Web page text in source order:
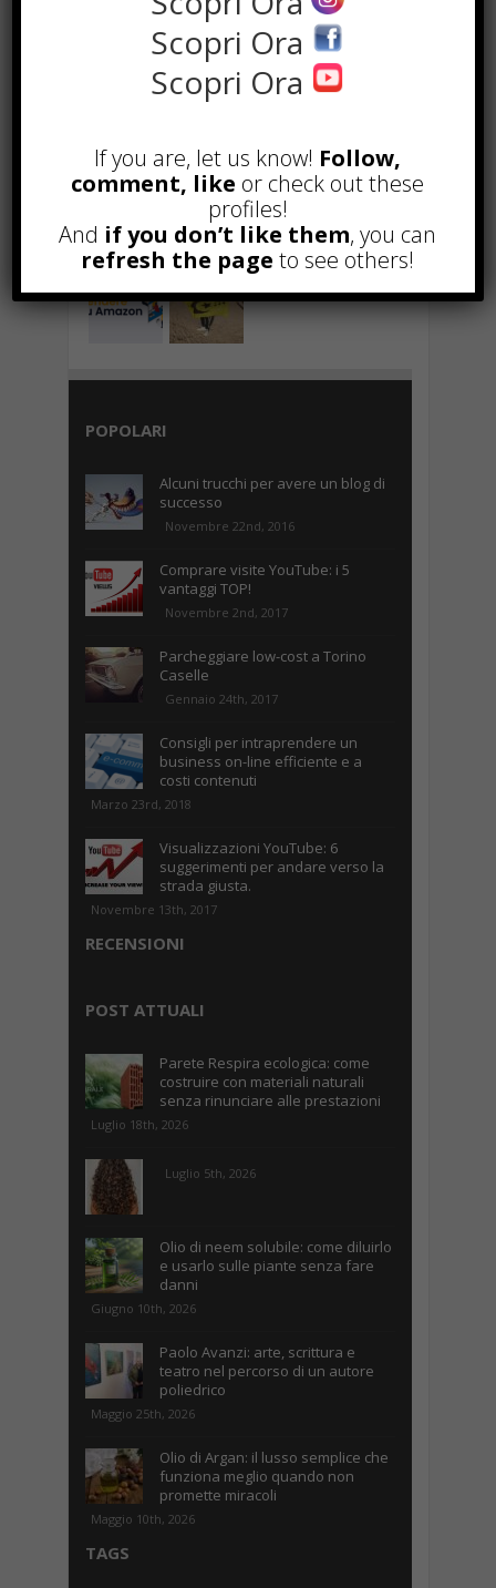
NEWS IN UNA FOTO
POPOLARI
Alcuni trucchi per avere un blog di
successo
Novembre 22nd, 2016
Comprare visite YouTube: i 5
vantaggi TOP!
Novembre 2nd, 2017
Parcheggiare low-cost a Torino
Caselle
Gennaio 24th, 2017
Consigli per intraprendere un
business on-line efficiente e a
costi contenuti
Marzo 23rd, 2018
Visualizzazioni YouTube: 6
suggerimenti per andare verso la
strada giusta.
Novembre 13th, 2017
RECENSIONI
POST ATTUALI
Parete Respira ecologica: come
costruire con materiali naturali
senza rinunciare alle prestazioni
Luglio 18th, 2026
Luglio 5th, 2026
Olio di neem solubile: come diluirlo
e usarlo sulle piante senza fare
danni
Giugno 10th, 2026
Paolo Avanzi: arte, scrittura e
teatro nel percorso di un autore
poliedrico
Maggio 25th, 2026
Olio di Argan: il lusso semplice che
funziona meglio quando non
promette miracoli
Maggio 10th, 2026
TAGS
Scopri Ora
Scopri Ora
If you are, let us know! Follow,
comment, like or check out these
profiles!
And if you don’t like them, you can
refresh the page to see others!